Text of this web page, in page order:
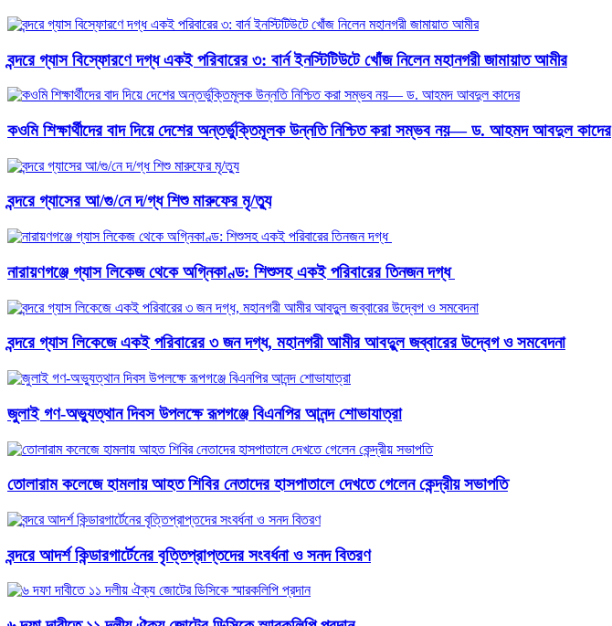
বন্দরে গ্যাস বিস্ফোরণে দগ্ধ একই পরিবারের ৩: বার্ন ইনস্টিটিউটে খোঁজ নিলেন মহানগরী জামায়াত আমীর
কওমি শিক্ষার্থীদের বাদ দিয়ে দেশের অন্তর্ভুক্তিমূলক উন্নতি নিশ্চিত করা সম্ভব নয়— ড. আহমদ আবদুল কাদের
বন্দরে গ্যাসের আ/গু/নে দ/গ্ধ শিশু মারুফের মৃ/ত্যু
নারায়ণগঞ্জে গ্যাস লিকেজ থেকে অগ্নিকাণ্ড: শিশুসহ একই পরিবারের তিনজন দগ্ধ ​
বন্দরে গ্যাস লিকেজে একই পরিবারের ৩ জন দগ্ধ, মহানগরী আমীর আবদুুল জব্বারের উদ্বেগ ও সমবেদনা
জুলাই গণ-অভ্যুত্থান দিবস উপলক্ষে রূপগঞ্জে বিএনপির আনন্দ শোভাযাত্রা
তোলারাম কলেজে হামলায় আহত শিবির নেতাদের হাসপাতালে দেখতে গেলেন কেন্দ্রীয় সভাপতি
বন্দরে আদর্শ কিন্ডারগার্টেনের বৃত্তিপ্রাপ্তদের সংবর্ধনা ও সনদ বিতরণ